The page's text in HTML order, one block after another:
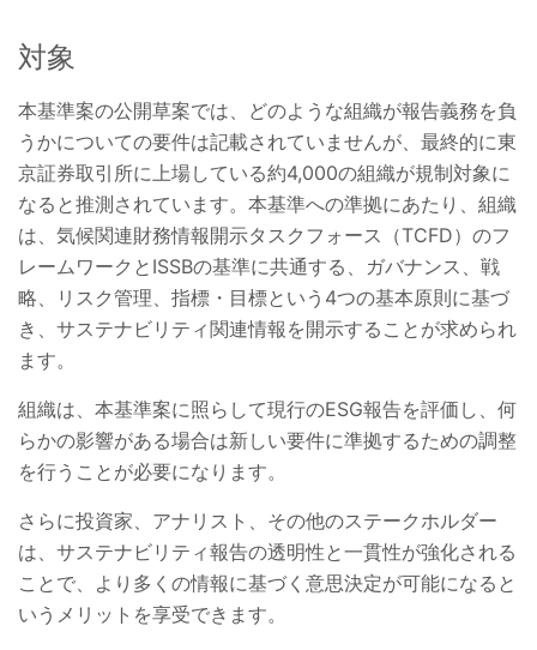
対象
本基準案の公開草案では、どのような組織が報告義務を負
うかについての要件は記載されていませんが、最終的に東
京証券取引所に上場している約4,000の組織が規制対象に
なると推測されています。本基準への準拠にあたり、組織
は、気候関連財務情報開示タスクフォース（TCFD）のフ
レームワークとISSBの基準に共通する、ガバナンス、戦
略、リスク管理、指標・目標という4つの基本原則に基づ
き、サステナビリティ関連情報を開示することが求められ
ます。
組織は、本基準案に照らして現行のESG報告を評価し、何
らかの影響がある場合は新しい要件に準拠するための調整
を行うことが必要になります。
さらに投資家、アナリスト、その他のステークホルダー
は、サステナビリティ報告の透明性と一貫性が強化される
ことで、より多くの情報に基づく意思決定が可能になると
いうメリットを享受できます。